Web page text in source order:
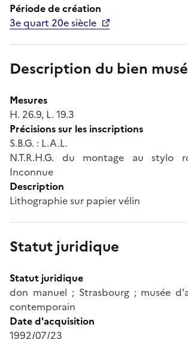
Période de création
3e quart 20e siècle
Description du bien
Mesures
H. 26.9, L. 19.3
Précisions sur les inscriptions
S.B.G. : L.A.L.
N.T.R.H.G. du montage au stylo
Inconnue
Description
Lithographie sur papier vélin
Statut juridique
Statut juridique
don manuel ; Strasbourg ; musée
contemporain
Date d'acquisition
1992/07/23